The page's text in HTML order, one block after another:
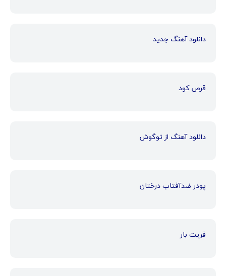
دانلود آهنگ جدید
قرص کود
دانلود آهنگ از توگوش
پودر ضدآفتاب درختان
فریت بار